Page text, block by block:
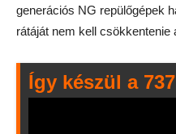
generációs NG repülőgépek
rátáját nem kell csökkentenie
Így készül a